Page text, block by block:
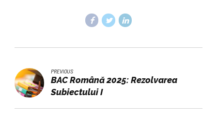
PREVIOUS
BAC Română 2025: Rezolvarea
Subiectului I